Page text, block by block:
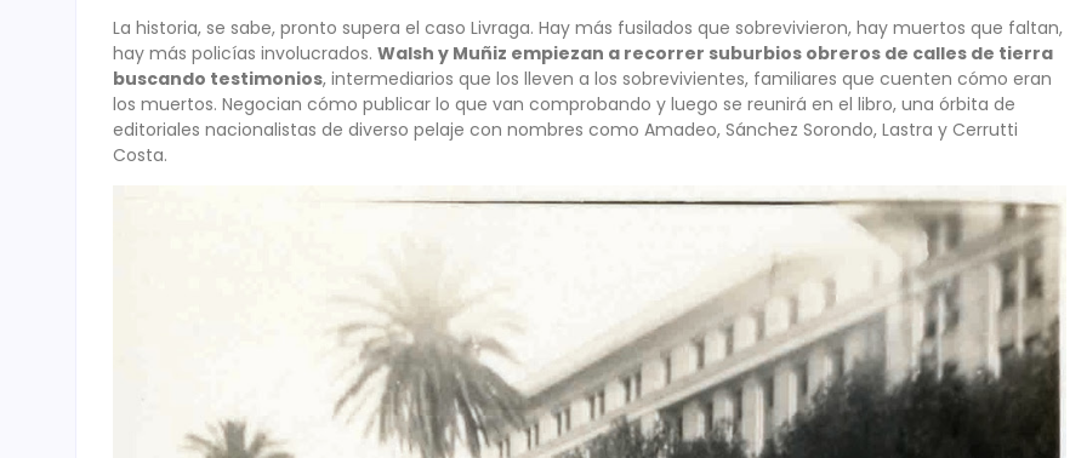
La historia, se sabe, pronto supera el caso Livraga. Hay más fusilados que sobrevivieron, hay muertos que faltan,
hay más policías involucrados. Walsh y Muñiz empiezan a recorrer suburbios obreros de calles de tierra
buscando testimonios, intermediarios que los lleven a los sobrevivientes, familiares que cuenten cómo eran
los muertos. Negocian cómo publicar lo que van comprobando y luego se reunirá en el libro, una órbita de
editoriales nacionalistas de diverso pelaje con nombres como Amadeo, Sánchez Sorondo, Lastra y Cerrutti
Costa.